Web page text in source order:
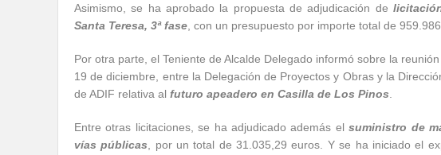
Asimismo, se ha aprobado la propuesta de adjudicación de
Santa Teresa, 3ª fase , con un presupuesto por importe total de
Por otra parte, el Teniente de Alcalde Delegado informó sobre la
19 de diciembre, entre la Delegación de Proyectos y Obras y la
de ADIF relativa al futuro apeadero en Casilla de Los Pinos
Entre otras licitaciones, se ha adjudicado además elsuministro de
vías públicas , por un total de 31.035,29 euros. Y se ha iniciado el